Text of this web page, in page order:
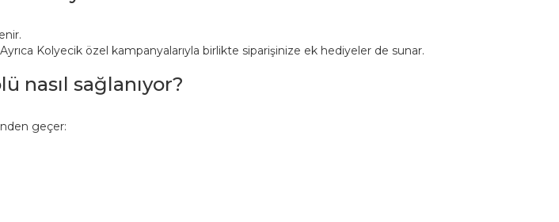
Kolyecik özel kampanyalarıyla birlikte siparişinize ek hediyeler de sunar.
nasıl sağlanıyor?
geçer: